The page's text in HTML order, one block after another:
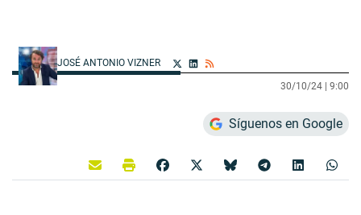
JOSÉ ANTONIO VIZNER
30/10/24 | 9:00
Síguenos en Google